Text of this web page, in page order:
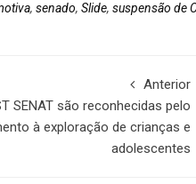
, senado, Slide, suspensão de
Anterior
SENAT são reconhecidas pelo
à exploração de crianças e
adolescentes